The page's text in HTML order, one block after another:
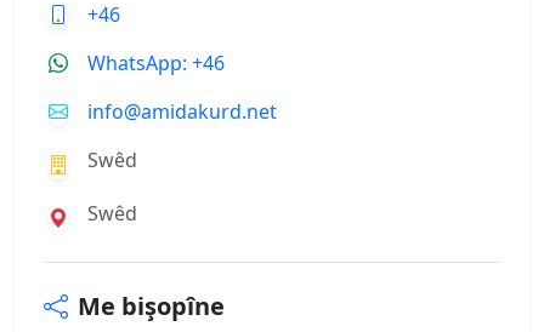
+46
WhatsApp: +46
info@amidakurd.net
Swêd
Swêd
Me bişopîne